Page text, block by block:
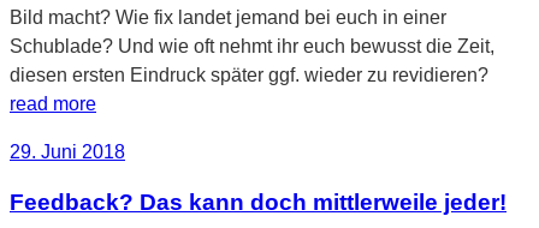
Bild macht? Wie fix landet jemand bei euch in einer
Schublade? Und wie oft nehmt ihr euch bewusst die Zeit,
diesen ersten Eindruck später ggf. wieder zu revidieren?
read more
Veröffentlicht
29. Juni 2018
Feedback? Das kann doch mittlerweile jeder!